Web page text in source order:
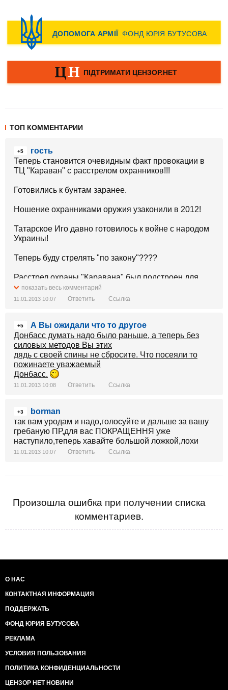
ТОП КОММЕНТАРИИ
+5
гость
Теперь становится очевидным факт провокации в
ТЦ "Караван" с расстрелом охранников!!!
Готовились к бунтам заранее.
Ношение охранниками оружия узаконили в 2012!
Татарское Иго давно готовилось к войне с народом
Украины!
Теперь буду стрелять "по закону"????
Расстрел охраны "Каравана" был подстроен для
вооружения 100тысной армии охранников олигарха
Ахметова. Да-да 100тыс, и не менее. Охрана банков
охрана стадионов и аэропортов ...
показать весь комментарий
11.01.2013 10:07 Ответить Ссылка
+5
А Вы ожидали что то другое
Донбасс думать надо было раньше, а теперь без
силовых методов Вы этих
дядь с своей спины не сбросите. Что посеяли то
пожинаете уважаемый
Донбасс.
11.01.2013 10:08 Ответить Ссылка
+3
borman
так вам уродам и надо,голосуйте и дальше за вашу
гребаную ПР,для вас ПОКРАЩЕННЯ уже
наступило,теперь хавайте большой ложкой,лохи
11.01.2013 10:07 Ответить Ссылка
Произошла ошибка при получении списка
комментариев.
О НАС
КОНТАКТНАЯ ИНФОРМАЦИЯ
ПОДДЕРЖАТЬ
ФОНД ЮРИЯ БУТУСОВА
РЕКЛАМА
УСЛОВИЯ ПОЛЬЗОВАНИЯ
ПОЛИТИКА КОНФИДЕНЦИАЛЬНОСТИ
ЦЕНЗОР НЕТ НОВИНИ